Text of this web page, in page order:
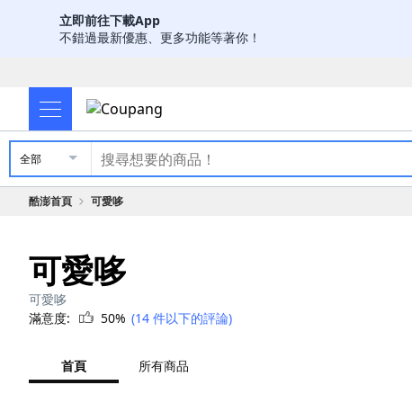
立即前往下載App
不錯過最新優惠、更多功能等著你！
全部
酷澎首頁 可愛哆
可愛哆
可愛哆
滿意度:
50% (14 件以下的評論)
首頁 所有商品